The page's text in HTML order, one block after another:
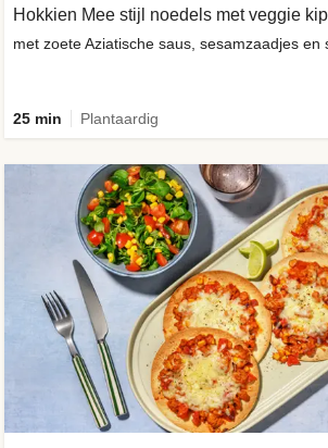
Hokkien Mee stijl noedels met veggie kip
met zoete Aziatische saus, sesamzaadjes en
25 min Plantaardig